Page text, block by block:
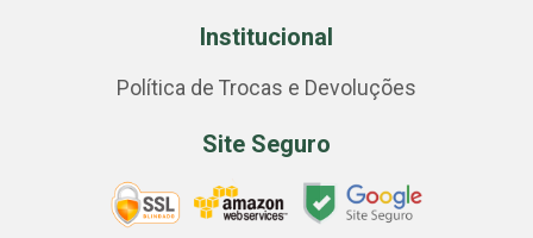
Institucional
Política de Trocas e Devoluções
Site Seguro